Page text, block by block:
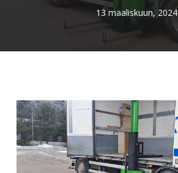
13 maaliskuun, 2024